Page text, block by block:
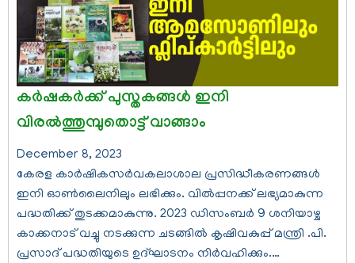
കര്‍ഷകര്‍ക്ക് പുസ്തകങ്ങള്‍ ഇനി
വിരല്‍ത്തുമ്പുതൊട്ട് വാങ്ങാം
December 8, 2023
കേരള കാർഷികസർവകലാശാല പ്രസിദ്ധീകരണങ്ങൾ
ഇനി ഓൺലൈനിലും ലഭിക്കും. വിൽപ്പനക്ക് ലഭ്യമാകുന്ന
പദ്ധതിക്ക് തുടക്കമാകുന്നു. 2023 ഡിസംബർ 9 ശനിയാഴ്ച
കാക്കനാട് വച്ചു നടക്കുന്ന ചടങ്ങിൽ കൃഷിവകുപ്പ് മന്ത്രി .പി.
പ്രസാദ് പദ്ധതിയുടെ ഉദ്ഘാടനം നിർവഹിക്കും.…